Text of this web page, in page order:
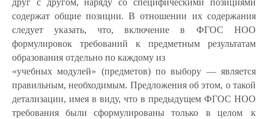
друг с другом, наряду со специфическими позициями
содержат общие позиции. В отношении их содержания
следует указать, что, включение в ФГОС НОО
формулировок требований к предметным результатам
образования отдельно по каждому из
«учебных модулей» (предметов) по выбору — является
правильным, необходимым. Предложения об этом, о такой
детализации, имея в виду, что в предыдущем ФГОС НОО
требования были сформулированы только
в целом
к